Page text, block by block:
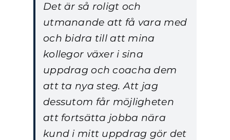
Det är så roligt och
utmanande att få vara med
och bidra till att mina
kollegor växer i sina
uppdrag och coacha dem
att ta nya steg. Att jag
dessutom får möjligheten
att fortsätta jobba nära
kund i mitt uppdrag gör det